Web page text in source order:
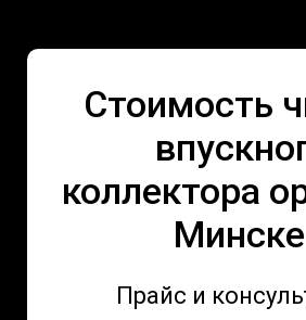
Стоимость
коллектора
Минске
Прайс и